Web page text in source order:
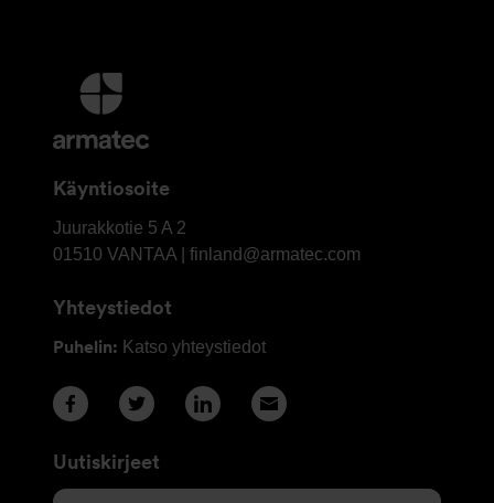
Lisätietoja
Yhteystiedot
Käyntiosoite
OY
Armatec
AB
Juurakkotie 5 A 2
01510 VANTAA | finland@armatec.com
Yhteystiedot
Puhelin: Katso yhteystiedot
Uutiskirjeet